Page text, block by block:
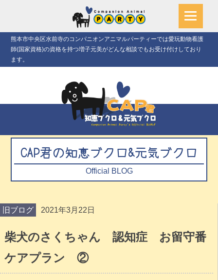
熊本市中央区水前寺のコンパニオンアニマルパーティーでは愛玩動物看護
師(国家資格)の資格を持つ増子元美がどんな相談でもお受け付けしており
ます。
CAP君の知恵ブクロ&元気ブクロ
Official BLOG
旧ブログ 2021年3月22日
柴犬のさくちゃん 認知症 お留守番
ケアプラン ②